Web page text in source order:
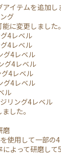
イテムを追加し
グ
に変更しました。
4レベル
4レベル
グ4レベル
グ4レベル
4レベル
グ4レベル
ル
リング4レベル
した。
磨
使用して一部の
よって研磨して